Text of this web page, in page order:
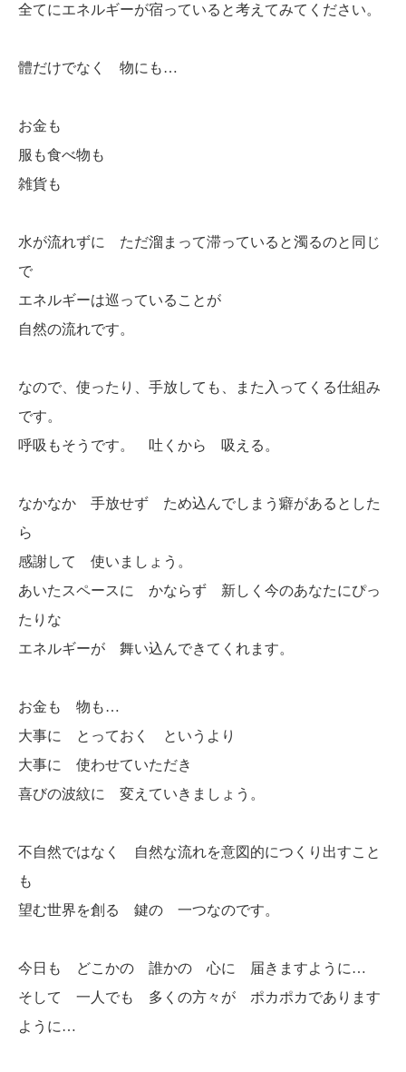
全てにエネルギーが宿っていると考えてみてください。
體だけでなく 物にも…
お金も
服も食べ物も
雑貨も
水が流れずに ただ溜まって滞っていると濁るのと同じ
で
エネルギーは巡っていることが
自然の流れです。
なので、使ったり、手放しても、また入ってくる仕組み
です。
呼吸もそうです。 吐くから 吸える。
なかなか 手放せず ため込んでしまう癖があるとした
ら
感謝して 使いましょう。
あいたスペースに かならず 新しく今のあなたにぴっ
たりな
エネルギーが 舞い込んできてくれます。
お金も 物も…
大事に とっておく というより
大事に 使わせていただき
喜びの波紋に 変えていきましょう。
不自然ではなく 自然な流れを意図的につくり出すこと
も
望む世界を創る 鍵の 一つなのです。
今日も どこかの 誰かの 心に 届きますように…
そして 一人でも 多くの方々が ポカポカであります
ように…